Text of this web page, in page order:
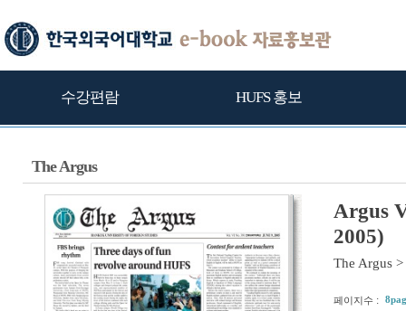
수강편람 HUFS 홍보
The Argus
Argus
2005)
The Argus >
페이지수 :